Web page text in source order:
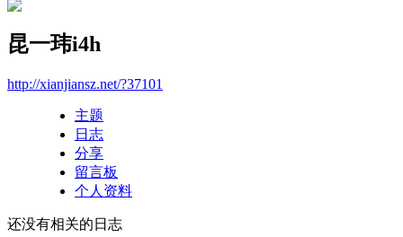
昆一玮i4h
http://xianjiansz.net/?37101
主题
日志
分享
留言板
个人资料
还没有相关的日志